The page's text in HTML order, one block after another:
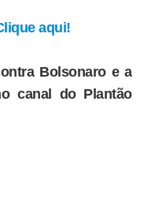
aqui!
Bolsonaro e a
canal do Plantão